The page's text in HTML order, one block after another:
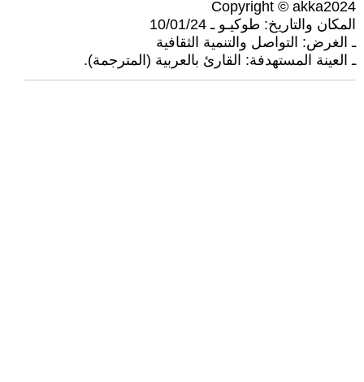
Copyright © akka2024
المكان والتاريخ: طوكيـو ـ 10/01/24
ـ الغرض: التواصل والتنمية الثقافية
ـ العينة المستهدفة: القارئ بالعربية (المترجمة).